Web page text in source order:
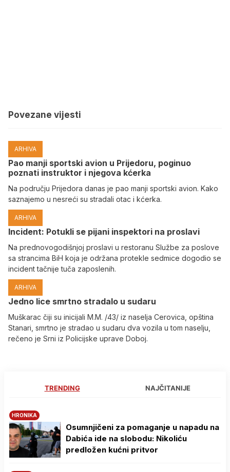
Povezane vijesti
ARHIVA
Pao manji sportski avion u Prijedoru, poginuo
poznati instruktor i njegova kćerka
Na području Prijedora danas je pao manji sportski avion. Kako
saznajemo u nesreći su stradali otac i kćerka.
ARHIVA
Incident: Potukli se pijani inspektori na proslavi
Na prednovogodišnjoj proslavi u restoranu Službe za poslove
sa strancima BiH koja je održana protekle sedmice dogodio se
incident tačnije tuča zaposlenih.
ARHIVA
Јedno lice smrtno stradalo u sudaru
Muškarac čiji su inicijali M.M. /43/ iz naselja Cerovica, opština
Stanari, smrtno je stradao u sudaru dva vozila u tom naselju,
rečeno je Srni iz Policijske uprave Doboj.
TRENDING NAJČITANIJE
HRONIKA
Osumnjičeni za pomaganje u napadu na
Dabića ide na slobodu: Nikoliću
predložen kućni pritvor